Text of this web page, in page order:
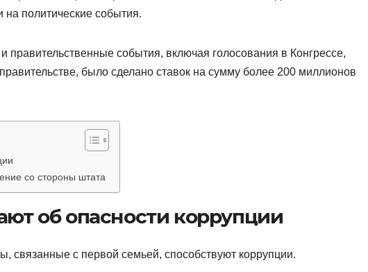
на политические события.
правительственные события, включая голосования в Конгрессе,
было сделано ставок на сумму более 200 миллионов
со стороны штата
об опасности коррупции
связанные с первой семьей, способствуют коррупции.